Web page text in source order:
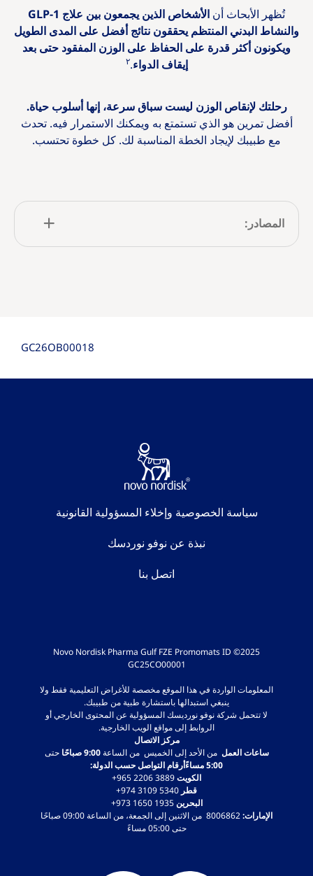
تُظهر الأبحاث أن
الأشخاص الذين يجمعون بين علاج GLP-1
والنشاط البدني المنتظم يحققون نتائج أفضل على المدى الطويل
ويكونون أكثر قدرة على الحفاظ على الوزن المفقود حتى بعد
إيقاف الدواء.٢
رحلتك لإنقاص الوزن ليست سباق سرعة، إنها أسلوب حياة.
أفضل تمرين هو الذي تستمتع به ويمكنك الاستمرار فيه. تحدث
مع طبيبك لإيجاد الخطة المناسبة لك. كل خطوة تحتسب.
المصادر:
GC26OB00018
سياسة الخصوصية وإخلاء المسؤولية القانونية
نبذة عن نوفو نوردسك
اتصل بنا
2025© Novo Nordisk Pharma Gulf FZE Promomats ID
GC25CO00001
المعلومات الواردة في هذا الموقع مخصصة للأغراض التعليمية فقط ولا
ينبغي استبدالها باستشارة طبية من طبيبك.
لا تتحمل شركة نوفو نورديسك المسؤولية عن المحتوى الخارجي أو
الروابط إلى مواقع الويب الخارجية.
مركز الاتصال
ساعات العملمن الأحد إلى الخميس من الساعة9:00 صباحًا
حتى
5:00 مساءًأرقام التواصل حسب الدولة:
الكويت
قطر
البحرين‎+973 1650 1935
الإمارات:
8006862 من الاثنين إلى الجمعة، من الساعة 09:00 صباحًا
حتى 05:00 مساءً